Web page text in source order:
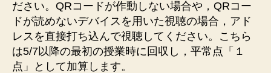
ださい。QRコードが作動しない場合や，QRコー
ドが読めないデバイスを用いた視聴の場合，アド
レスを直接打ち込んで視聴してください。こちら
は5/7以降の最初の授業時に回収し，平常点「１
点」として加算します。